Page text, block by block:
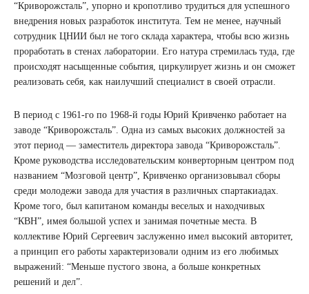
“Криворожсталь”, упорно и кропотливо трудиться для успешного
внедрения новых разработок института. Тем не менее, научный
сотрудник ЦНИИ был не того склада характера, чтобы всю жизнь
проработать в стенах лаборатории. Его натура стремилась туда, где
происходят насыщенные события, циркулирует жизнь и он сможет
реализовать себя, как наилучший специалист в своей отрасли.
В период с 1961-го по 1968-й годы Юрий Кривченко работает на
заводе “Криворожсталь”. Одна из самых высоких должностей за
этот период — заместитель директора завода “Криворожсталь”.
Кроме руководства исследовательским конверторным центром под
названием “Мозговой центр”, Кривченко организовывал сборы
среди молодежи завода для участия в различных спартакиадах.
Кроме того, был капитаном команды веселых и находчивых
“КВН”, имея большой успех и занимая почетные места. В
коллективе Юрий Сергеевич заслуженно имел высокий авторитет,
а принцип его работы характеризовали одним из его любимых
выражений: “Меньше пустого звона, а больше конкретных
решений и дел”.